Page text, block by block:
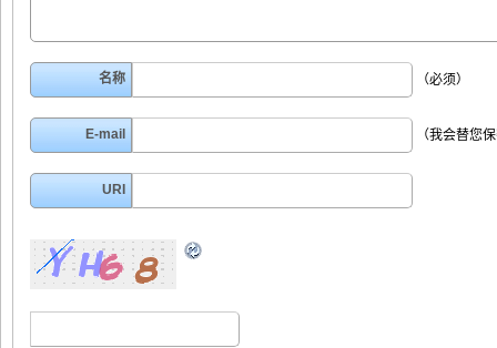
名称 （必须）
E-mail （我会替您
URI